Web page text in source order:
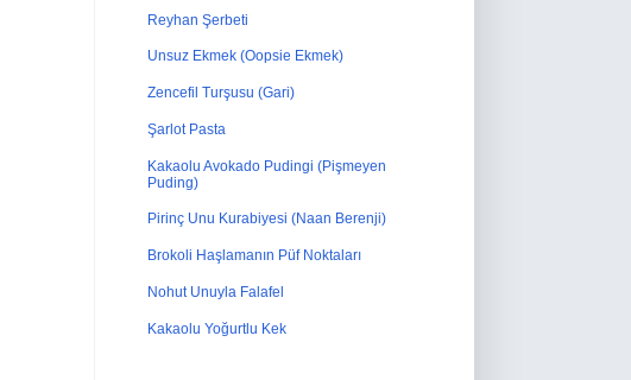
Reyhan Şerbeti
Unsuz Ekmek (Oopsie Ekmek)
Zencefil Turşusu (Gari)
Şarlot Pasta
Kakaolu Avokado Pudingi (Pişmeyen
Puding)
Pirinç Unu Kurabiyesi (Naan Berenji)
Brokoli Haşlamanın Püf Noktaları
Nohut Unuyla Falafel
Kakaolu Yoğurtlu Kek